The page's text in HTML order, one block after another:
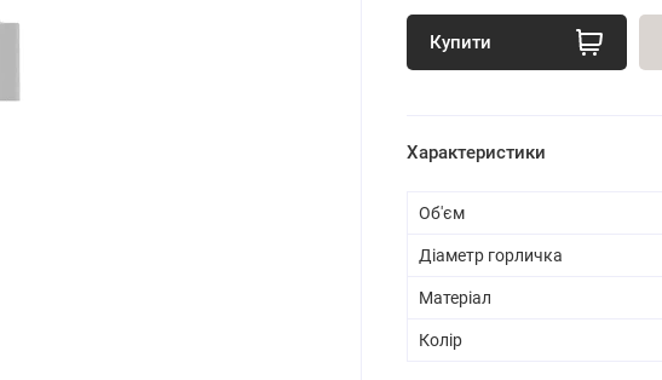
Купити
Характеристики
Об'єм
Діаметр горличка
Матеріал
Колір